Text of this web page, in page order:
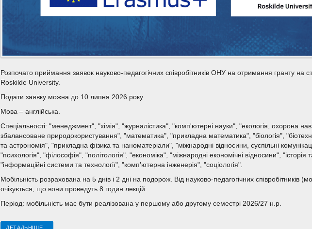
Розпочато приймання заявок науково-педагогічних співробітників ОНУ на отримання гранту на
Roskilde University.
Подати заявку можна до 10 липня 2026 року.
Мова – англійська.
Спеціальності: "менеджмент", "хімія", "журналістика", "комп'ютерні науки", "екологія, охорона
збалансоване природокористування", "математика", "прикладна математика", "біологія",
та астрономія", "прикладна фізика та наноматеріали", "міжнародні відносини, суспільні
"психологія", "філософія", "політологія", "економіка", "міжнародні економічні відносини", "історія
"інформаційні системи та технології", "комп’ютерна інженерія", "соціологія".
Мобільність розрахована на 5 днів і 2 дні на подорож. Від науково-педагогічних співробітників
очікується, що вони проведуть 8 годин лекцій.
Період: мобільність має бути реалізована у першому або другому семестрі 2026/27 н.р.
ДЕТАЛЬНІШЕ...